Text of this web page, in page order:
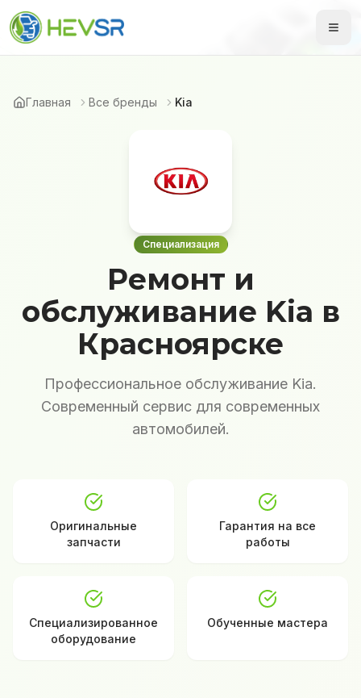
Главная Все бренды Kia
Специализация
Ремонт и
обслуживание Kia в
Красноярске
Профессиональное обслуживание Kia.
Современный сервис для современных
автомобилей.
Оригинальные
запчасти
Гарантия на все
работы
Специализированное
оборудование
Обученные мастера